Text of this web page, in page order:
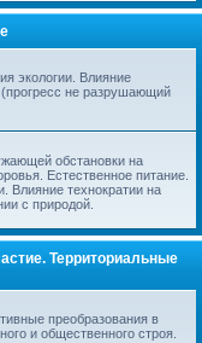
экологии. Влияние
(прогресс не разрушающий
обстановки на
Естественное питание.
Влияние технократии на
с природой.
Территориальные
преобразования в
и общественного строя.